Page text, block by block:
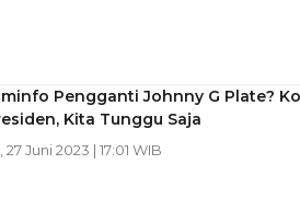
Pengganti Johnny G Plate?
Kita Tunggu Saja
27 Juni 2023 | 17:01 WIB